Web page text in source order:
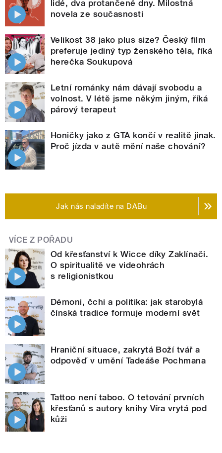
lidé, dva protančené dny. Milostná
novela ze současnosti
Velikost 38 jako plus size? Český film
preferuje jediný typ ženského těla, říká
herečka Soukupová
Letní románky nám dávají svobodu a
volnost. V létě jsme někým jiným, říká
párový terapeut
Honičky jako z GTA končí v realitě jinak.
Proč jízda v autě mění naše chování?
Jak nás naladíte na DABu
VÍCE Z POŘADU
Od křesťanství k Wicce díky Zaklínači.
O spiritualitě ve videohrách
s religionistkou
Démoni, čchi a politika: jak starobylá
čínská tradice formuje moderní svět
Hraniční situace, zakrytá Boží tvář a
odpověď v umění Tadeáše Pochmana
Tattoo není taboo. O tetování prvních
křesťanů s autory knihy Víra vrytá pod
kůži